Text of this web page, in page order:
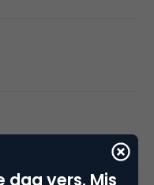
dag vers. Mis